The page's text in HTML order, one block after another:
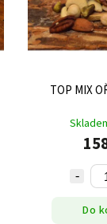
TOP MIX
Do